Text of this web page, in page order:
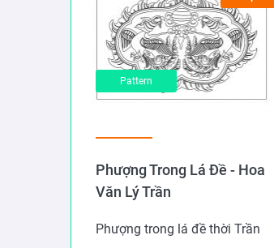
Pattern
Phượng Trong Lá Đề - Hoa
Văn Lý Trần
Phượng trong lá đề thời Trần